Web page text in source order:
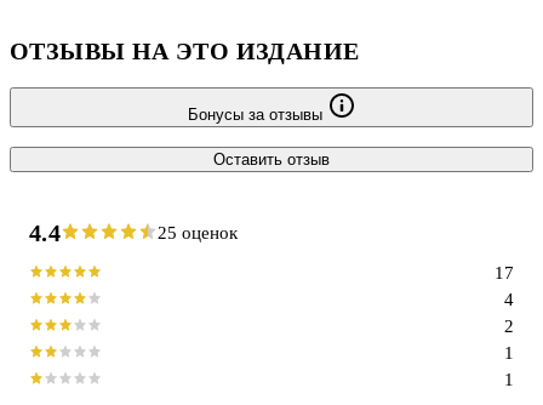
ОТЗЫВЫ НА ЭТО ИЗДАНИЕ
Бонусы за отзывы
Оставить отзыв
4.4 25 оценок
1
1
2
4
17